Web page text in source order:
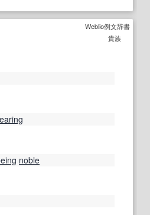
Weblio例文辞書
貴族
noble